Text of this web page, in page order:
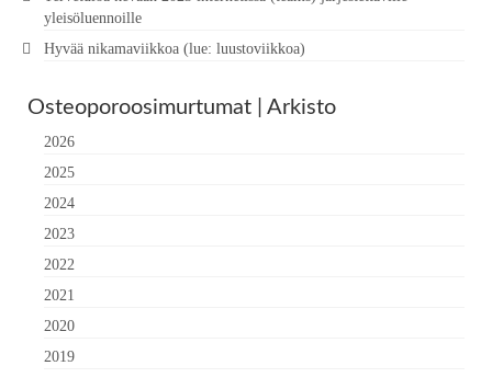
yleisöluennoille
Hyvää nikamaviikkoa (lue: luustoviikkoa)
Osteoporoosimurtumat | Arkisto
2026
2025
2024
2023
2022
2021
2020
2019